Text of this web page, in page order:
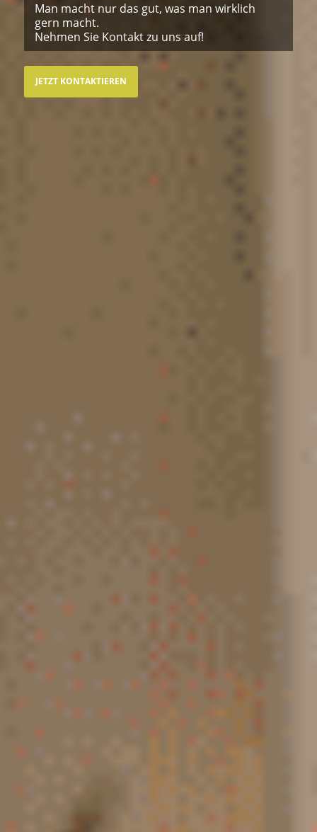
Man macht nur das gut, was man wirklich
gern macht.
Nehmen Sie Kontakt zu uns auf!
JETZT KONTAKTIEREN